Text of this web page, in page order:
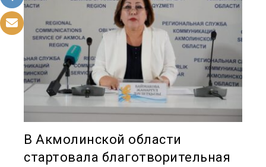
В Акмолинской области
стартовала благотворительная